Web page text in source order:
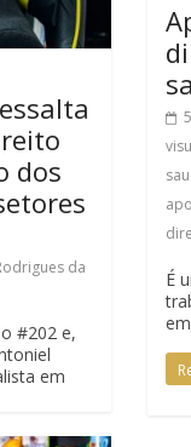
É
dos
da
#202 e,
em